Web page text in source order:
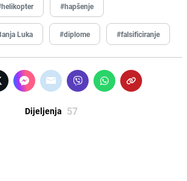
#hapšenje
Luka #diplome #falsificiranje
Dijeljenja 57